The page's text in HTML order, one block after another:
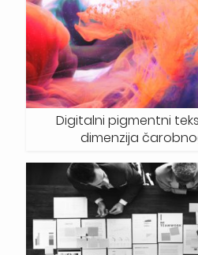
Digitalni pigmentni
dimenzija